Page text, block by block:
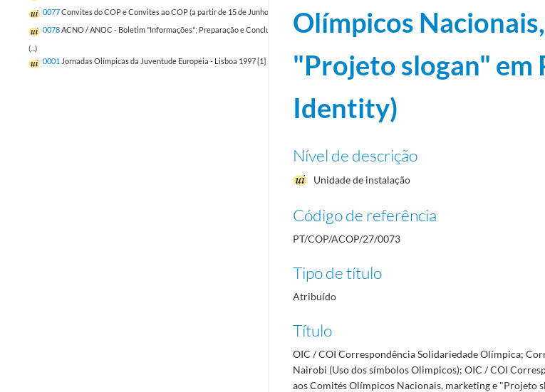
0077Convites do COP e Convites ao COP (a partir de 15 de Junho de 1998)1998-06-15/1998-12-31
0078ACNO / ANOC - Boletim "Informações"; Preparação e Conclusões da XI Assembleia Geral, (Sevilha, 2 a 4 de Junho 1998) 1997-11-18/1998-12-
(...)
0001 Jornadas Olímpicas da Juventude Europeia - Lisboa 1997 [1] 1995-08-01/1996-07-23
Olímpicos
"Projeto slogan" em
Identity)
Nível de descrição
Unidade de instalação
Código de referência
PT/COP/ACOP/27/0073
Tipo de título
Atribuído
Título
OIC / COI Correspondência Solidariedade Olímpica;
Nairobi (Uso dos símbolos Olimpicos); OIC / COI
aos Comités Olímpicos Nacionais, marketing e "Projeto